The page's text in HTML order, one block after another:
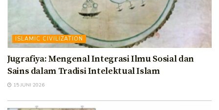
ISLAMIC CIVILIZATION
Jugrafiya: Mengenal Integrasi Ilmu Sosial dan
Sains dalam Tradisi Intelektual Islam
15 JUNI 2026